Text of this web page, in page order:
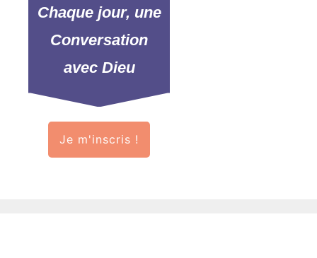
Chaque jour, une
Conversation
avec Dieu
Je m'inscris !